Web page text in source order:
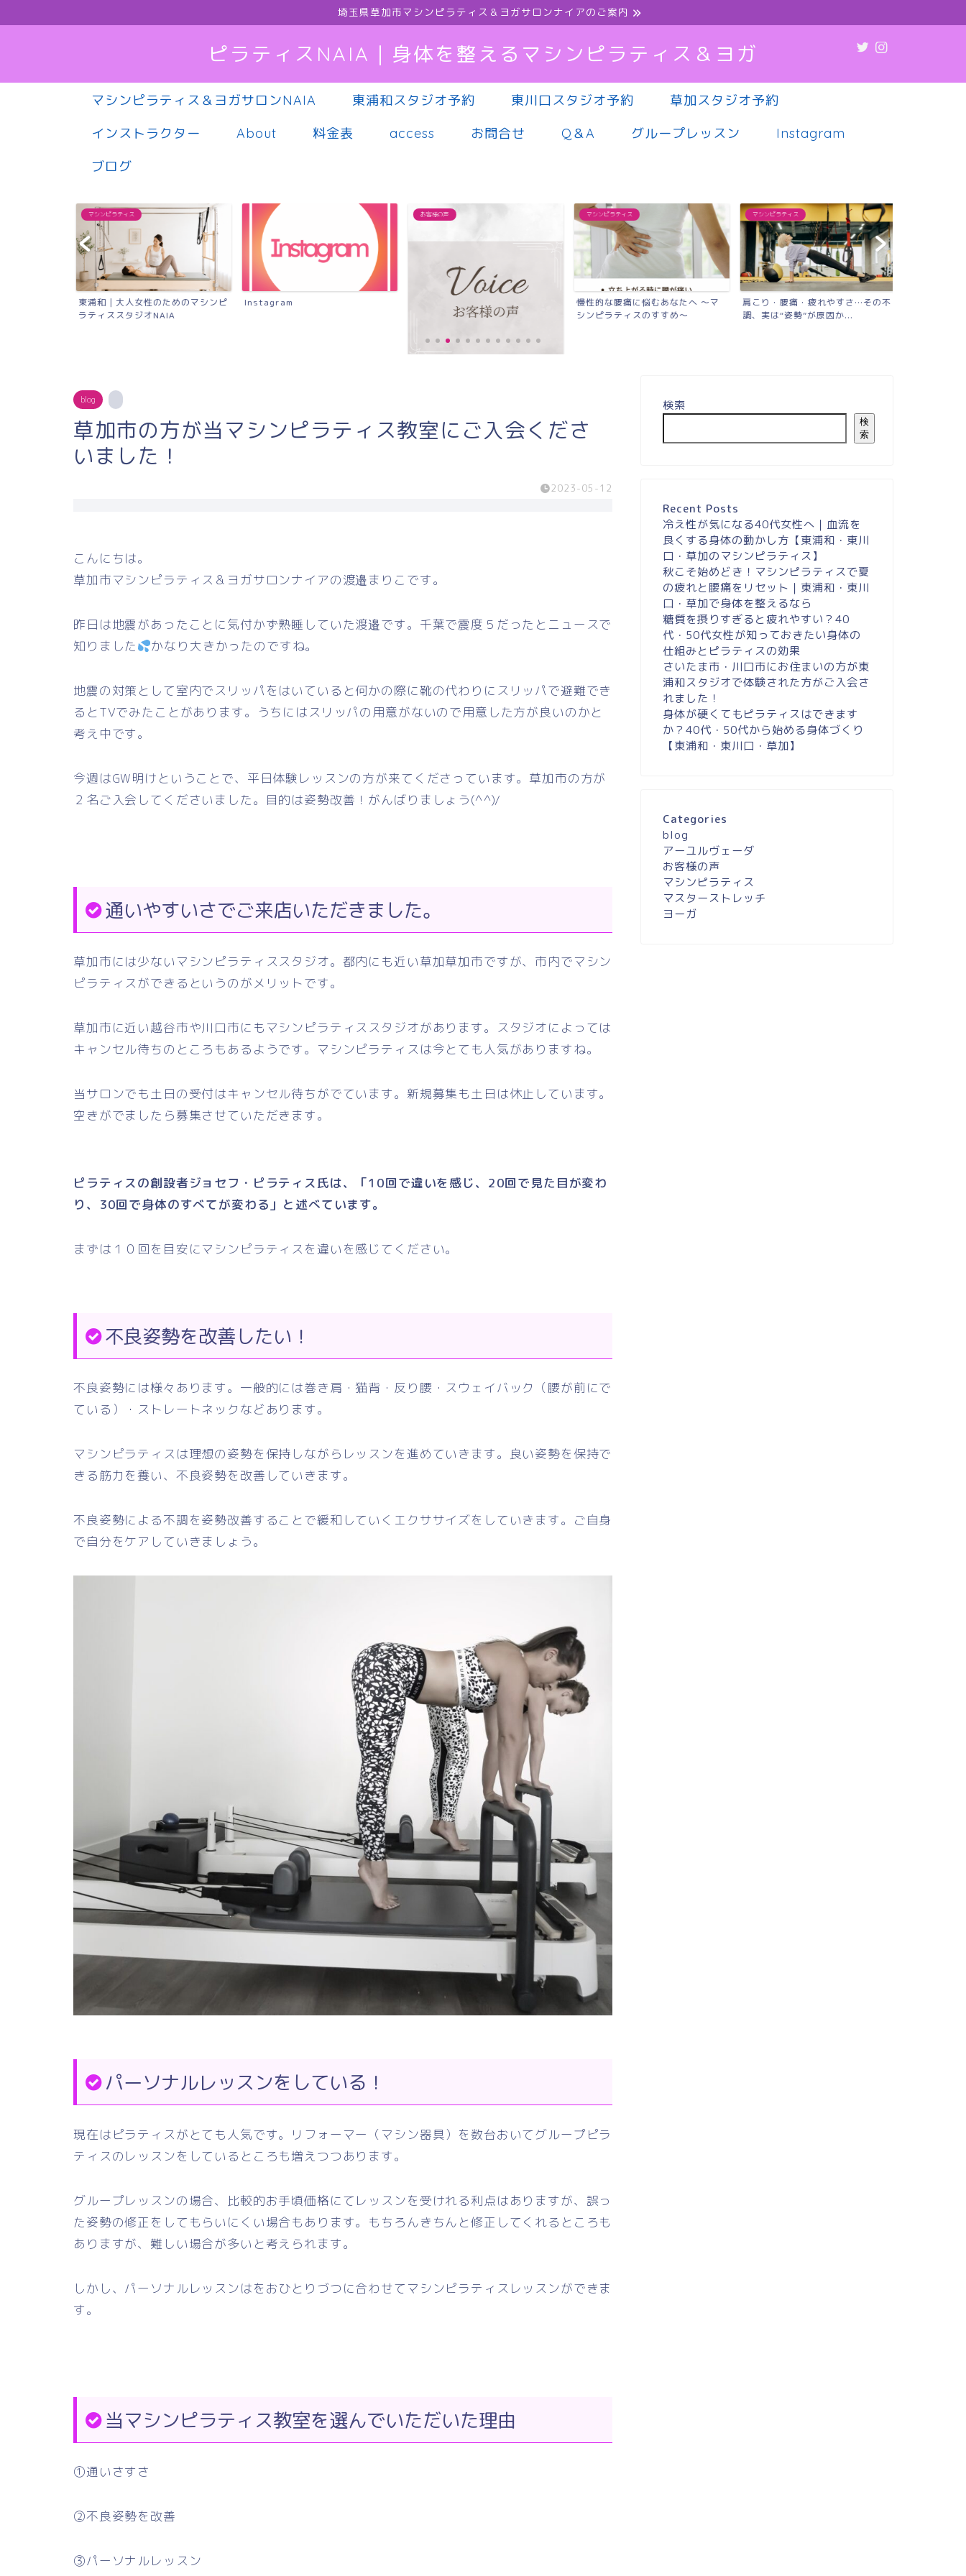
埼玉県草加市マシンピラティス＆ヨガサロンナイアのご案内
ピラティスNAIA｜身体を整えるマシンピラティス＆ヨガ
マシンピラティス＆ヨガサロンNAIA 東浦和スタジオ予約 東川口スタジオ予約
草加スタジオ予約
インストラクター
About 料金表 access お問合せ Q＆A グループレッスン
Instagram
ブログ
マシンピラティス
東浦和｜大人女性のためのマシンピ
ラティススタジオNAIA
Instagram
お客様の声
階段の上り、下りがスムー...
マシンピラティス
慢性的な腰痛に悩むあなたへ 〜マ
シンピラティスのすすめ〜
マシンピラティス
肩こり・腰痛・疲れやすさ…その不
調、実は“姿勢”が原因か...
blog
草加市の方が当マシンピラティス教室にご入会くださ
いました！
2023-05-12
こんにちは。
草加市マシンピラティス＆ヨガサロンナイアの渡邉まりこです。
昨日は地震があったことに気付かず熟睡していた渡邉です。千葉で震度５だったとニュースで
知りました
かなり大きかったのですね。
地震の対策として室内でスリッパをはいていると何かの際に靴の代わりにスリッパで避難でき
るとTVでみたことがあります。うちにはスリッパの用意がないので用意した方が良いのかと
考え中です。
今週はGW明けということで、平日体験レッスンの方が来てくださっています。草加市の方が
２名ご入会してくださいました。目的は姿勢改善！がんばりましょう(^^)/
通いやすいさでご来店いただきました。
草加市には少ないマシンピラティススタジオ。都内にも近い草加草加市ですが、市内でマシン
ピラティスができるというのがメリットです。
草加市に近い越谷市や川口市にもマシンピラティススタジオがあります。スタジオによっては
キャンセル待ちのところもあるようです。マシンピラティスは今とても人気がありますね。
当サロンでも土日の受付はキャンセル待ちがでています。新規募集も土日は休止しています。
空きがでましたら募集させていただきます。
ピラティスの創設者ジョセフ・ピラティス氏は、「10回で違いを感じ、20回で見た目が変わ
り、30回で身体のすべてが変わる」と述べています。
まずは１０回を目安にマシンピラティスを違いを感じてください。
不良姿勢を改善したい！
不良姿勢には様々あります。一般的には巻き肩・猫背・反り腰・スウェイバック（腰が前にで
ている）・ストレートネックなどあります。
マシンピラティスは理想の姿勢を保持しながらレッスンを進めていきます。良い姿勢を保持で
きる筋力を養い、不良姿勢を改善していきます。
不良姿勢による不調を姿勢改善することで緩和していくエクササイズをしていきます。ご自身
で自分をケアしていきましょう。
パーソナルレッスンをしている！
現在はピラティスがとても人気です。リフォーマー（マシン器具）を数台おいてグループピラ
ティスのレッスンをしているところも増えつつあります。
グループレッスンの場合、比較的お手頃価格にてレッスンを受けれる利点はありますが、誤っ
た姿勢の修正をしてもらいにくい場合もあります。もちろんきちんと修正してくれるところも
ありますが、難しい場合が多いと考えられます。
しかし、パーソナルレッスンはをおひとりづつに合わせてマシンピラティスレッスンができま
す。
当マシンピラティス教室を選んでいただいた理由
①通いさすさ
②不良姿勢を改善
③パーソナルレッスン
検索
検
索
Recent Posts
冷え性が気になる40代女性へ｜血流を
良くする身体の動かし方【東浦和・東川
口・草加のマシンピラティス】
秋こそ始めどき！マシンピラティスで夏
の疲れと腰痛をリセット｜東浦和・東川
口・草加で身体を整えるなら
糖質を摂りすぎると疲れやすい？40
代・50代女性が知っておきたい身体の
仕組みとピラティスの効果
さいたま市・川口市にお住まいの方が東
浦和スタジオで体験された方がご入会さ
れました！
身体が硬くてもピラティスはできます
か？40代・50代から始める身体づくり
【東浦和・東川口・草加】
Categories
blog
アーユルヴェーダ
お客様の声
マシンピラティス
マスターストレッチ
ヨーガ